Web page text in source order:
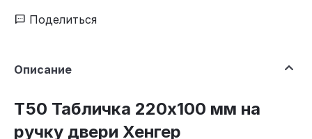
Поделиться
Описание
Т50 Табличка 220х100 мм на
ручку двери Хенгер